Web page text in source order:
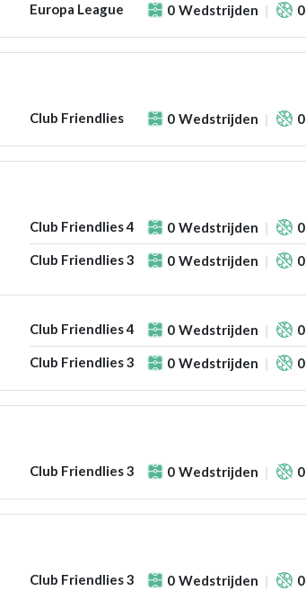
Europa League 0 Wedstrijden 0
Club Friendlies 0 Wedstrijden 0
Club Friendlies 4 0 Wedstrijden 0
Club Friendlies 3 0 Wedstrijden 0
Club Friendlies 4 0 Wedstrijden 0
Club Friendlies 3 0 Wedstrijden 0
Club Friendlies 3 0 Wedstrijden 0
Club Friendlies 3 0 Wedstrijden 0